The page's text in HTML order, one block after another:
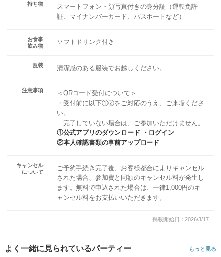
持ち物
スマートフォン・顔写真付きの身分証（運転免許
証、マイナンバーカード、パスポートなど）
お食事
飲み物
ソフトドリンク付き
服装 清潔感のある服装でお越しください。
注意事項
＜QRコード受付について＞
・受付前に以下①②をご対応のうえ、ご来場くださ
い。
完了していない場合は、ご参加いただけません。
①公式アプリのダウンロード ・ログイン
②本人確認書類の事前アップロード
キャンセル
について
ご予約手続き完了後、お客様都合によりキャンセル
された場合、参加費と同額のキャンセル料が発生し
ます。無料で申込された場合は、一律1,000円のキ
ャンセル料をお支払いいただきます。
掲載開始日：2026/3/17
よく一緒に見られているパーティー もっと見る